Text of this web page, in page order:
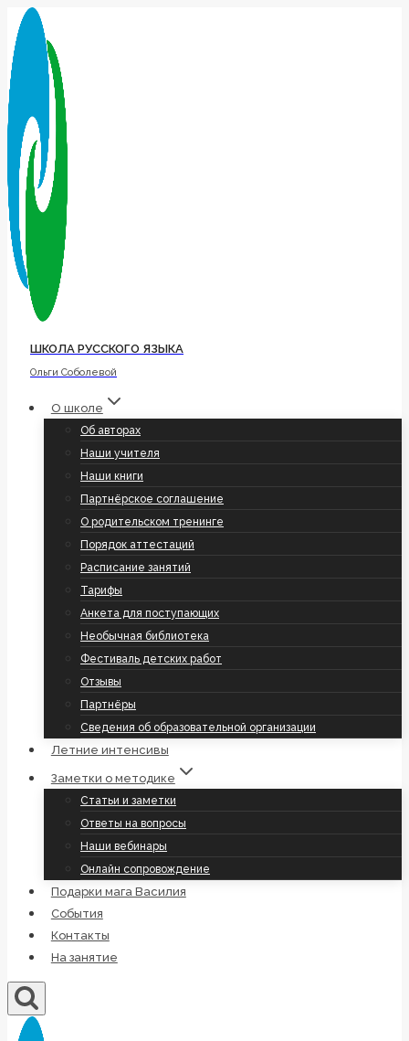
Перейти
содержимому
ШКОЛА РУССКОГО ЯЗЫКА
Ольги Соболевой
О школе
Об авторах
Наши учителя
Наши книги
Партнёрское соглашение
О родительском тренинге
Порядок аттестаций
Расписание занятий
Тарифы
Анкета для поступающих
Необычная библиотека
Фестиваль детских работ
Отзывы
Партнёры
Сведения об образовательной организации
Летние интенсивы
Заметки о методике
Статьи и заметки
Ответы на вопросы
Наши вебинары
Онлайн сопровождение
Подарки мага Василия
События
Контакты
На занятие